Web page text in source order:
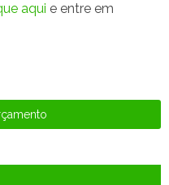
aqui e entre em